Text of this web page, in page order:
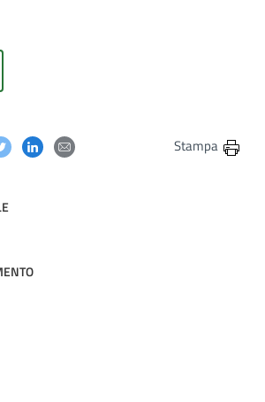
questa pagina su Facebook
Condividi questa pagina su Twitter
Condividi questa pagina su Linkedin
Condividi questa pagina via
Stampa